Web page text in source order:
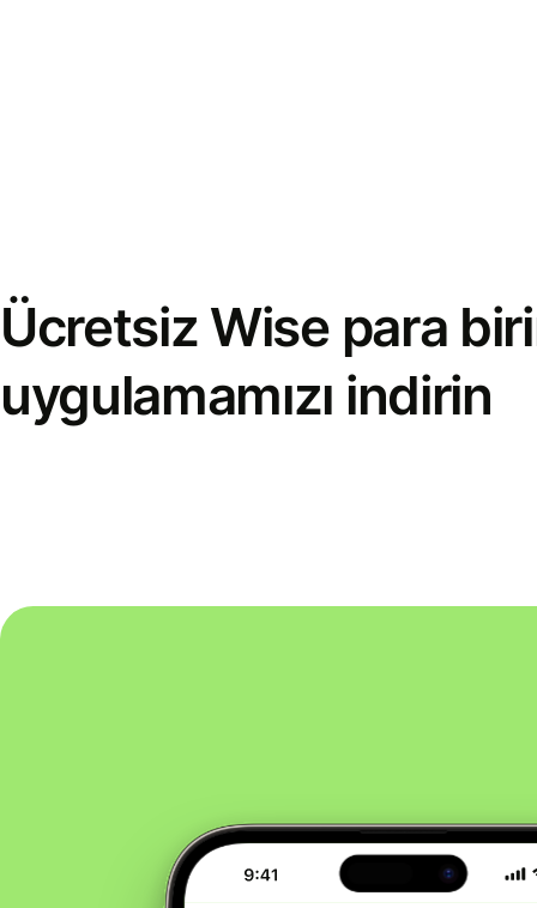
Ücretsiz Wise para
uygulamamızı indirin